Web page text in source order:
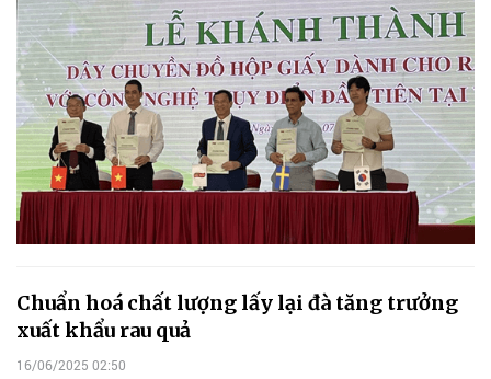
Chuẩn hoá chất lượng lấy lại đà tăng trưởng
xuất khẩu rau quả
16/06/2025 02:50